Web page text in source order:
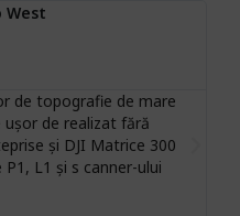
West
de topografie de mare
de realizat fără
și DJI Matrice 300
L1 și s canner-ului